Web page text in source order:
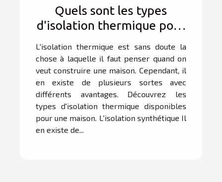
Quels sont les types
d'isolation thermique pour
L'isolation thermique est sans doute la
chose à laquelle il faut penser quand on
veut construire une maison. Cependant, il
en existe de plusieurs sortes avec
différents avantages. Découvrez les
types d'isolation thermique disponibles
pour une maison. L'isolation synthétique Il
en existe de...